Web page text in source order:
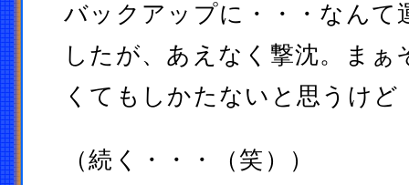
バックアップに・・・なんて
したが、あえなく撃沈。まぁ
くてもしかたないと思うけど
（続く・・・（笑））